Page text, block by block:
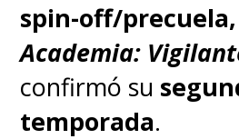
spin-off/
Academia:
confirmó su
temporada.